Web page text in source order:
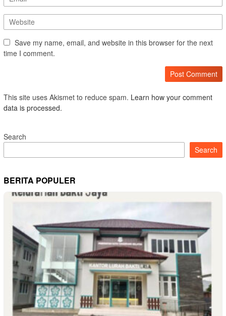
Save my name, email, and website in this browser for the next
time I comment.
This site uses Akismet to reduce spam. Learn how your comment
data is processed.
Search
Search
BERITA POPULER